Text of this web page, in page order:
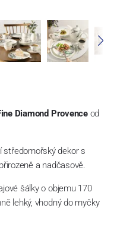
Diamond Provenceod
středomořský dekor s
a nadčasově.
šálky o objemu 170
lehký, vhodný do myčky